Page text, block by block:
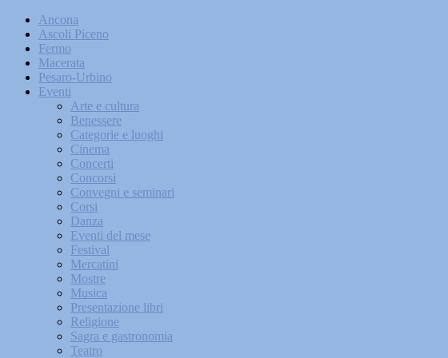
Ancona
Ascoli Piceno
Fermo
Macerata
Pesaro-Urbino
Eventi
Arte e cultura
Benessere
Categorie e luoghi
Cinema
Concerti
Concorsi
Convegni e seminari
Corsi
Danza
Eventi del mese
Festival
Mercatini
Mostre
Musica
Presentazione libri
Religione
Sagra e gastronomia
Teatro